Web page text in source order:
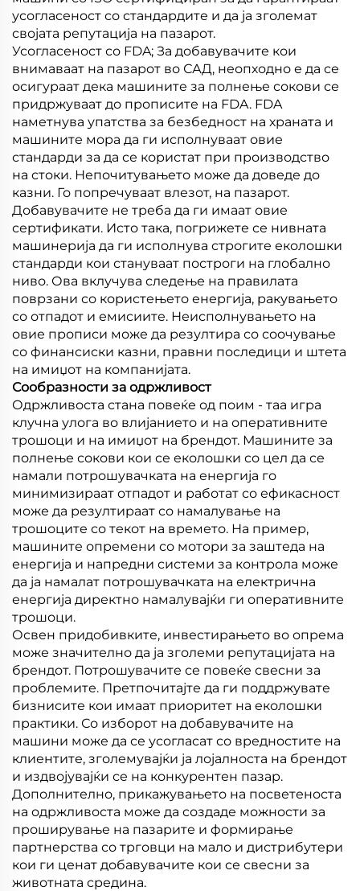
усогласеност со стандардите и да ја зголемат
својата репутација на пазарот.
Усогласеност со FDA; За добавувачите кои
внимаваат на пазарот во САД, неопходно е да се
осигураат дека машините за полнење сокови се
придржуваат до прописите на FDA. FDA
наметнува упатства за безбедност на храната и
машините мора да ги исполнуваат овие
стандарди за да се користат при производство
на стоки. Непочитувањето може да доведе до
казни. Го попречуваат влезот, на пазарот.
Добавувачите не треба да ги имаат овие
сертификати. Исто така, погрижете се нивната
машинерија да ги исполнува строгите еколошки
стандарди кои стануваат построги на глобално
ниво. Ова вклучува следење на правилата
поврзани со користењето енергија, ракувањето
со отпадот и емисиите. Неисполнувањето на
овие прописи може да резултира со соочување
со финансиски казни, правни последици и штета
на имиџот на компанијата.
Сообразности за одржливост
Одржливоста стана повеќе од поим - таа игра
клучна улога во влијанието и на оперативните
трошоци и на имиџот на брендот. Машините за
полнење сокови кои се еколошки со цел да се
намали потрошувачката на енергија го
минимизираат отпадот и работат со ефикасност
може да резултираат со намалување на
трошоците со текот на времето. На пример,
машините опремени со мотори за заштеда на
енергија и напредни системи за контрола може
да ја намалат потрошувачката на електрична
енергија директно намалувајќи ги оперативните
трошоци.
Освен придобивките, инвестирањето во опрема
може значително да ја зголеми репутацијата на
брендот. Потрошувачите се повеќе свесни за
проблемите. Претпочитајте да ги поддржувате
бизнисите кои имаат приоритет на еколошки
практики. Со изборот на добавувачите на
машини може да се усогласат со вредностите на
клиентите, зголемувајќи ја лојалноста на брендот
и издвојувајќи се на конкурентен пазар.
Дополнително, прикажувањето на посветеноста
на одржливоста може да создаде можности за
проширување на пазарите и формирање
партнерства со трговци на мало и дистрибутери
кои ги ценат добавувачите кои се свесни за
животната средина.